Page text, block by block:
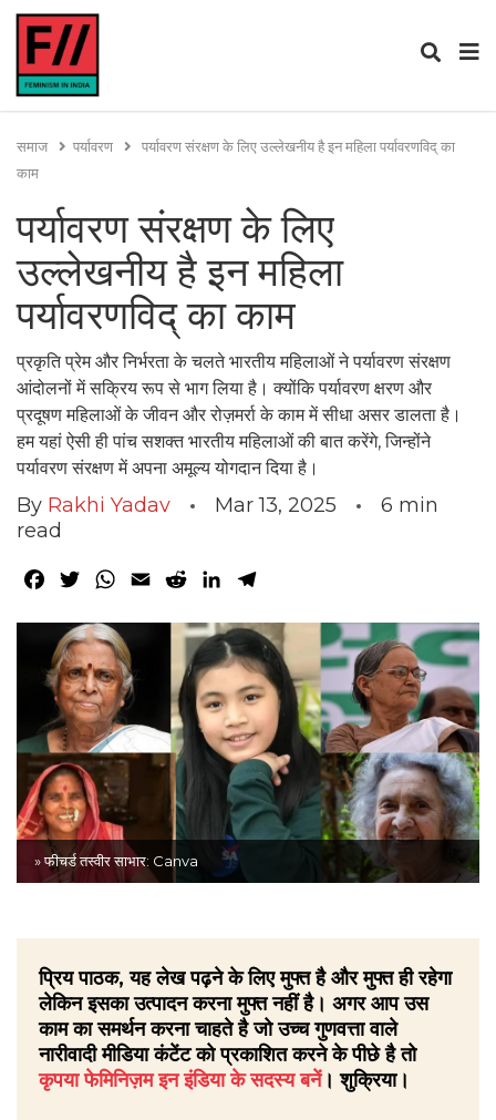
समाज पर्यावरण
पर्यावरण संरक्षण के लिए उल्लेखनीय है इन महिला पर्यावरणविद् का
काम
पर्यावरण संरक्षण के लिए
उल्लेखनीय है इन महिला
पर्यावरणविद् का काम
प्रकृति प्रेम और निर्भरता के चलते भारतीय महिलाओं ने पर्यावरण संरक्षण
आंदोलनों में सक्रिय रूप से भाग लिया है। क्योंकि पर्यावरण क्षरण और
प्रदूषण महिलाओं के जीवन और रोज़मर्रा के काम में सीधा असर डालता है।
हम यहां ऐसी ही पांच सशक्त भारतीय महिलाओं की बात करेंगे, जिन्होंने
पर्यावरण संरक्षण में अपना अमूल्य योगदान दिया है।
By Rakhi Yadav Mar 13, 2025 6 min
read
Facebook
TwitterWhatsApp
Email RedditLinkedIn
» फीचर्ड तस्वीर साभार: Canva
प्रिय पाठक, यह लेख पढ़ने के लिए मुफ्त है और मुफ्त ही रहेगा
लेकिन इसका उत्पादन करना मुफ्त नहीं है। अगर आप उस
काम का समर्थन करना चाहते है जो उच्च गुणवत्ता वाले
नारीवादी मीडिया कंटेंट को प्रकाशित करने के पीछे है तो
कृपया फेमिनिज़म इन इंडिया के सदस्य बनें। शुक्रिया।